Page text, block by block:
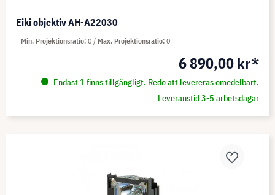
Eiki objektiv AH-A22030
6 890,00 kr*
Endast 1 finns tillgängligt. Redo att levereras omedelbart.
Leveranstid 3-5 arbetsdagar
Min. Projektionsratio 0 Max. Projektionsratio 0